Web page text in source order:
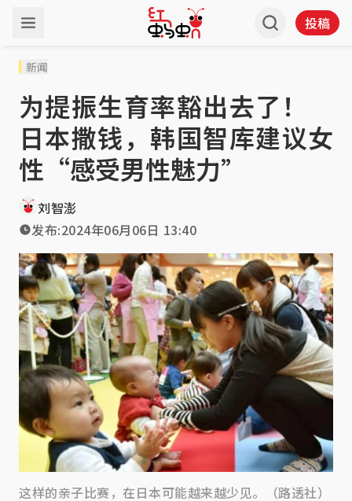
投稿
新闻
为提振生育率豁出去了！
日本撒钱，韩国智库建议女
性“感受男性魅力”
刘智澎
发布:2024年06月06日 13:40
这样的亲子比赛，在日本可能越来越少见。（路透社）